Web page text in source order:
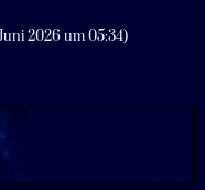
2026 um 05:34)